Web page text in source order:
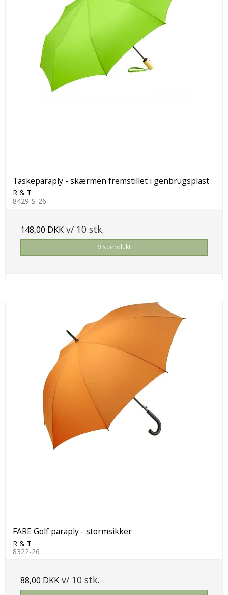
Taskeparaply - skærmen fremstillet i genbrugsplast
R & T
8429-S-26
148,00 DKK v/ 10 stk.
Vis produkt
FARE Golf paraply - stormsikker
R & T
8322-26
88,00 DKK v/ 10 stk.